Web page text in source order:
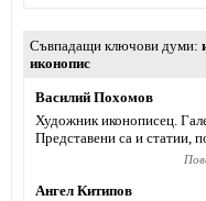
Съвпадащи ключови думи
иконопис
Василий Похомов
Художник иконописец.
Представени са и статии,
Ангел Китипов